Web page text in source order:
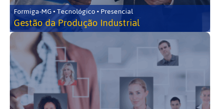
Formiga-MG • Tecnológico • Presencial
Gestão da Produção Industrial